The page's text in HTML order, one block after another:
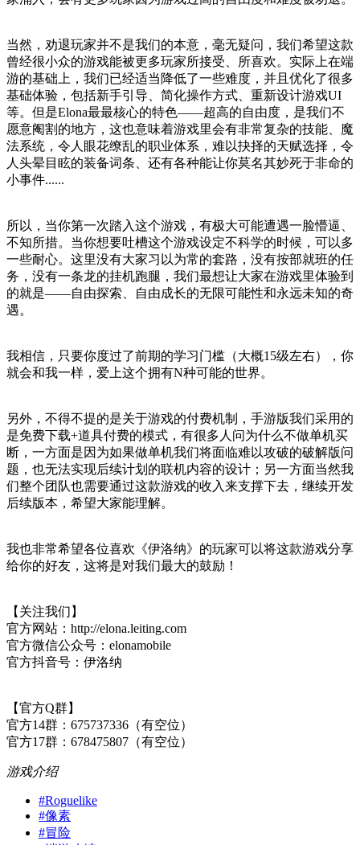
当然，劝退玩家并不是我们的本意，毫无疑问，我们希望这款
曾经很小众的游戏能被更多玩家所接受、所喜欢。实际上在端
游的基础上，我们已经适当降低了一些难度，并且优化了很多
基础体验，包括新手引导、简化操作方式、重新设计游戏UI
等。但是Elona最最核心的特色——超高的自由度，是我们不
愿意阉割的地方，这也意味着游戏里会有非常复杂的技能、魔
法系统，令人眼花缭乱的职业体系，难以抉择的天赋选择，令
人头晕目眩的装备词条、还有各种能让你莫名其妙死于非命的
小事件......
所以，当你第一次踏入这个游戏，有极大可能遭遇一脸懵逼、
不知所措。当你想要吐槽这个游戏设定不科学的时候，可以多
一些耐心。这里没有大家习以为常的套路，没有按部就班的任
务，没有一条龙的挂机跑腿，我们最想让大家在游戏里体验到
的就是——自由探索、自由成长的无限可能性和永远未知的奇
遇。
我相信，只要你度过了前期的学习门槛（大概15级左右），你
就会和我一样，爱上这个拥有N种可能的世界。
另外，不得不提的是关于游戏的付费机制，手游版我们采用的
是免费下载+道具付费的模式，有很多人问为什么不做单机买
断，一方面是因为如果做单机我们将面临难以攻破的破解版问
题，也无法实现后续计划的联机内容的设计；另一方面当然我
们整个团队也需要通过这款游戏的收入来支撑下去，继续开发
后续版本，希望大家能理解。
我也非常希望各位喜欢《伊洛纳》的玩家可以将这款游戏分享
给你的好友，这将是对我们最大的鼓励！
【关注我们】
官方网站：http://elona.leiting.com
官方微信公众号：elonamobile
官方抖音号：伊洛纳
【官方Q群】
官方14群：675737336（有空位）
官方17群：678475807（有空位）
游戏介绍
#Roguelike
#像素
#冒险